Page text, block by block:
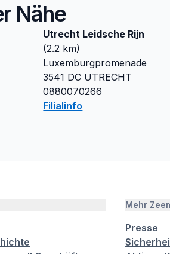
Nähe
Utrecht Leidsche Rijn
(2.2 km)
Luxemburgpromenade
3541 DC UTRECHT
0880070266
Filialinfo
Mehr
Presse